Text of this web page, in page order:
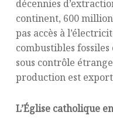
décennies
continent, 600
pas accès à
combustibles
sous contrôle
production est
L’Église catholique